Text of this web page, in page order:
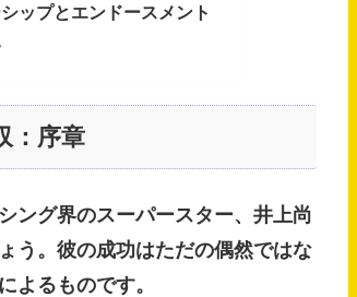
ップとエンドースメント
：序章
ング界のスーパースター、井上尚
う。彼の成功はただの偶然ではな
よるものです。